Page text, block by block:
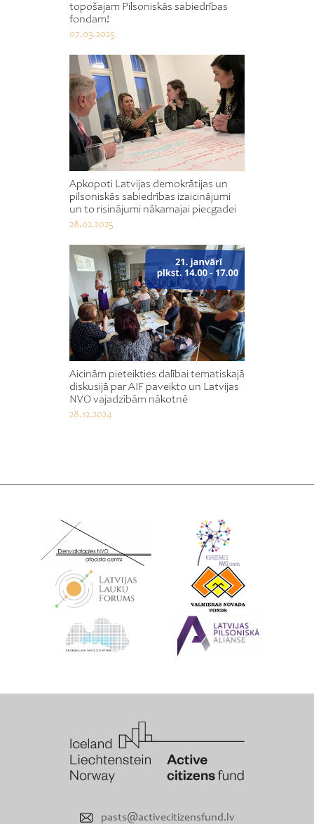
topošajam Pilsoniskās sabiedrības
fondam!
07.03.2025
Apkopoti Latvijas demokrātijas un
pilsoniskās sabiedrības izaicinājumi
un to risinājumi nākamajai piecgadei
28.02.2025
Aicinām pieteikties dalībai tematiskajā
diskusijā par AIF paveikto un Latvijas
NVO vajadzībām nākotnē
28.12.2024
pasts@activecitizensfund.lv